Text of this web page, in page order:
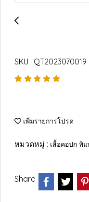
SKU : QT2023070019
เพิ่มรายการโปรด
หมวดหมู่ : เสื้อคอปก พิ
Share